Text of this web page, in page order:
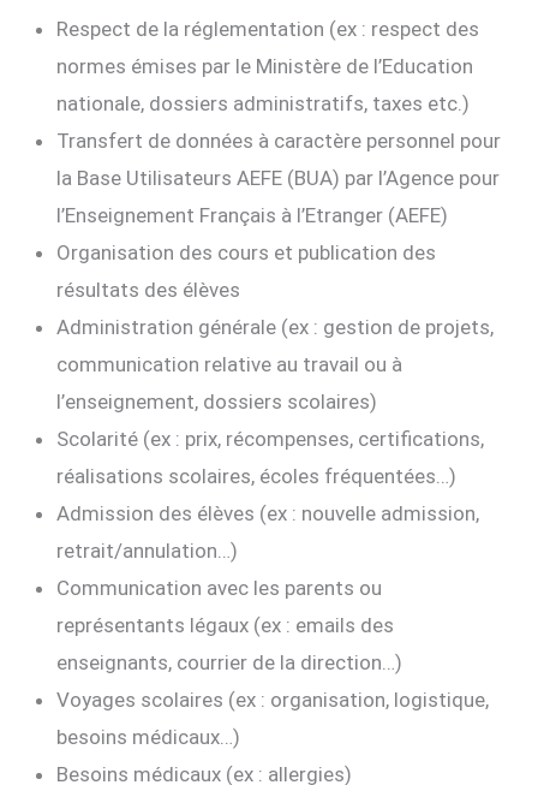
Respect de la réglementation (ex : respect des
normes émises par le Ministère de l’Education
nationale, dossiers administratifs, taxes etc.)
Transfert de données à caractère personnel pour
la Base Utilisateurs AEFE (BUA) par l’Agence pour
l’Enseignement Français à l’Etranger (AEFE)
Organisation des cours et publication des
résultats des élèves
Administration générale (ex : gestion de projets,
communication relative au travail ou à
l’enseignement, dossiers scolaires)
Scolarité (ex : prix, récompenses, certifications,
réalisations scolaires, écoles fréquentées…)
Admission des élèves (ex : nouvelle admission,
retrait/annulation…)
Communication avec les parents ou
représentants légaux (ex : emails des
enseignants, courrier de la direction…)
Voyages scolaires (ex : organisation, logistique,
besoins médicaux…)
Besoins médicaux (ex : allergies)